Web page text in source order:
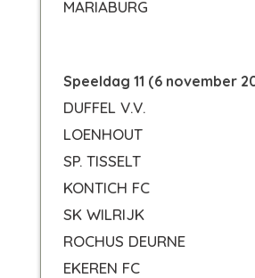
MARIABURG
Speeldag 11 (6 november
DUFFEL V.V.
LOENHOUT
SP. TISSELT
KONTICH FC
SK WILRIJK
ROCHUS DEURNE
EKEREN FC